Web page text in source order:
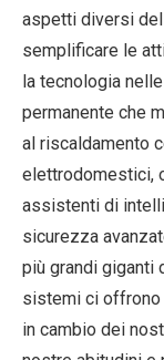
aspetti diversi
semplificare le
la tecnologia
permanente che
al riscaldamento
elettrodomestici,
assistenti di
sicurezza
più grandi giganti
sistemi ci offrono
in cambio dei